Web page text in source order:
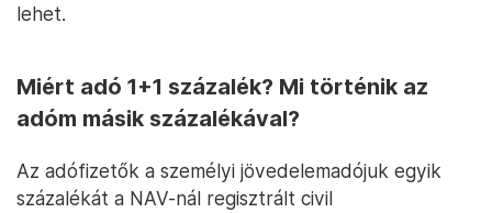
lehet.
Miért adó 1+1 százalék? Mi történik az
adóm másik százalékával?
Az adófizetők a személyi jövedelemadójuk egyik
százalékát a NAV-nál regisztrált civil